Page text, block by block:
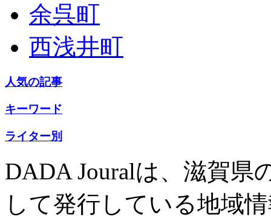
余呉町
西浅井町
人気の記事
キーワード
ライター別
DADA Jouralは、滋賀県
して発行している地域